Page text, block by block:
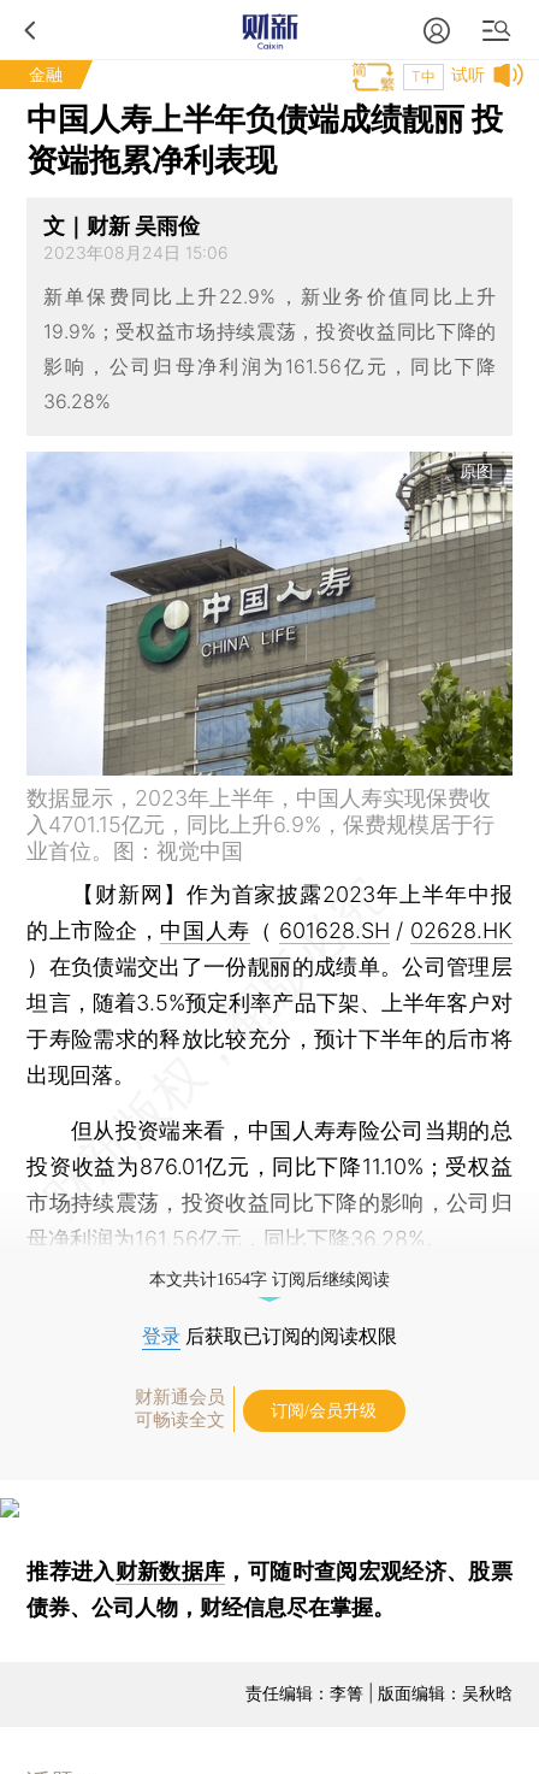
金融 试听
T中
中国人寿上半年负债端成绩靓丽 投
资端拖累净利表现
文｜财新 吴雨俭
2023年08月24日 15:06
新单保费同比上升22.9%，新业务价值同比上升
19.9%；受权益市场持续震荡，投资收益同比下降的
影响，公司归母净利润为161.56亿元，同比下降
36.28%
原图
数据显示，2023年上半年，中国人寿实现保费收
入4701.15亿元，同比上升6.9%，保费规模居于行
业首位。图：视觉中国
【财新网】 作为首家披露2023年上半年中报
的上市险企， 中国人寿 （ 601628.SH / 02628.HK
）在负债端交出了一份靓丽的成绩单。公司管理层
坦言，随着3.5%预定利率产品下架、上半年客户对
于寿险需求的释放比较充分，预计下半年的后市将
出现回落。
但从投资端来看，中国人寿寿险公司当期的总
投资收益为876.01亿元，同比下降11.10%；受权益
市场持续震荡，投资收益同比下降的影响，公司归
母净利润为161.56亿元，同比下降36.28%。
本文共计1654字 订阅后继续阅读
登录 后获取已订阅的阅读权限
财新通会员
可畅读全文
订阅/会员升级
推荐进入财新数据库 ，可随时查阅宏观经济、股票
债券、公司人物，财经信息尽在掌握。
责任编辑：李箐 | 版面编辑：吴秋晗